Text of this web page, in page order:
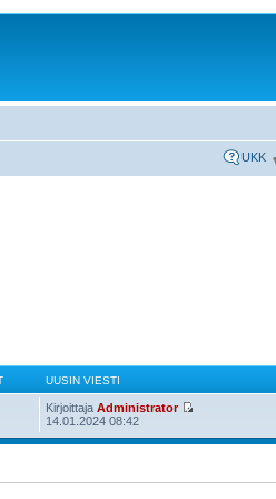
UKK
UUSIN VIESTI
KirjoittajaAdministrator
14.01.2024 08:42